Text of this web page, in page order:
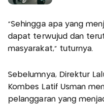
“Sehingga apa yang
dapat terwujud dan
masyarakat,” tuturnya.
Sebelumnya, Direktur
Kombes Latif Usman
pelanggaran yang